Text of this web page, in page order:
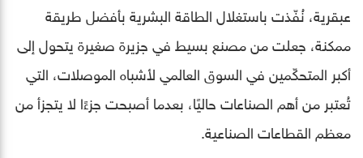
عبقرية، نُفّذت باستغلال الطاقة البشرية بأفضل طريقة
ممكنة، جعلت من مصنع بسيط في جزيرة صغيرة يتحول إلى
أكبر المتحكّمين في السوق العالمي لأشباه الموصلات، التي
تُعتبر من أهم الصناعات حاليًا، بعدما أصبحت جزءًا لا يتجزأ من
معظم القطاعات الصناعية.